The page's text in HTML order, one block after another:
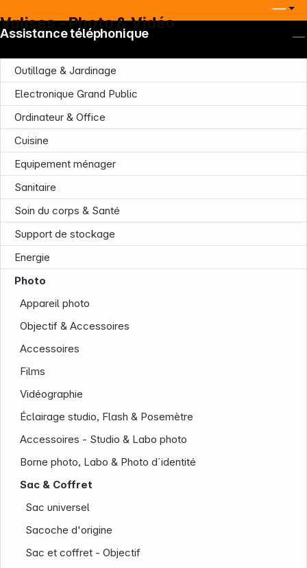
Valises - Photo & Vidéo
Outillage & Jardinage
Electronique Grand Public
Ordinateur & Office
Cuisine
Equipement ménager
Sanitaire
Soin du corps & Santé
Support de stockage
Energie
Photo
Appareil photo
Objectif & Accessoires
Accessoires
Films
Vidéographie
Éclairage studio, Flash & Posemètre
Accessoires - Studio & Labo photo
Borne photo, Labo & Photo d´identité
Sac & Coffret
Sac universel
Sacoche d'origine
Sac et coffret - Objectif
Assistance téléphonique